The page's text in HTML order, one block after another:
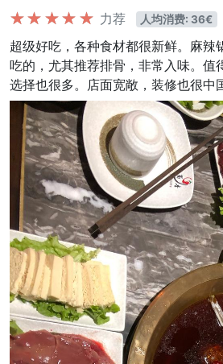
力荐
人均消费: 36€
超级好吃，各种食材都很新鲜。麻
吃的，尤其推荐排骨，非常入味。
选择也很多。店面宽敞，装修也很中